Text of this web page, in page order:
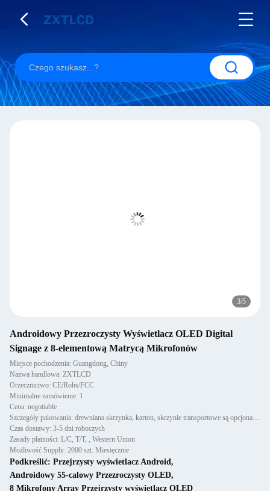
4/5
Androidowy Przezroczysty Wyświetlacz OLED Digital
Signage z 8-elementową Matrycą Mikrofonów
Miejsce pochodzenia: Guangdong, Chiny
Nazwa handlowa: ZXTLCD
Orzecznictwo: CE/Rohs/FCC
Minimalne zamówienie: 1
Cena: negotiable
Szczegóły pakowania: drewniana skrzynka, karton, skrzynie transportowe są opcjonalne
Czas dostawy: 3-5 dni roboczych
Zasady płatności: L/C, T/T, , Western Union
Możliwość Supply: 2000 szt. Miesięcznie
Podkreślić: Przejrzysty wyświetlacz Android,
Androidowy 55-calowy Przezroczysty OLED,
8 Mikrofony Array Przejrzysty wyświetlacz OLED